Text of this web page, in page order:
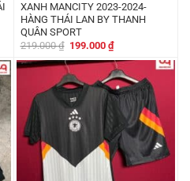
XANH MANCITY 2023-2024-
HÀNG THÁI LAN BY THANH
QUÂN SPORT
219.000₫ Giá
là:
219.000 ₫.
199.000₫Giá
tại
là:
199.000 ₫.